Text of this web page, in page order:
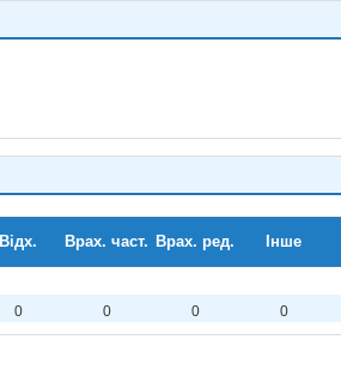
Відх. Врах. част. Врах. ред. Інше
0 0 0 0